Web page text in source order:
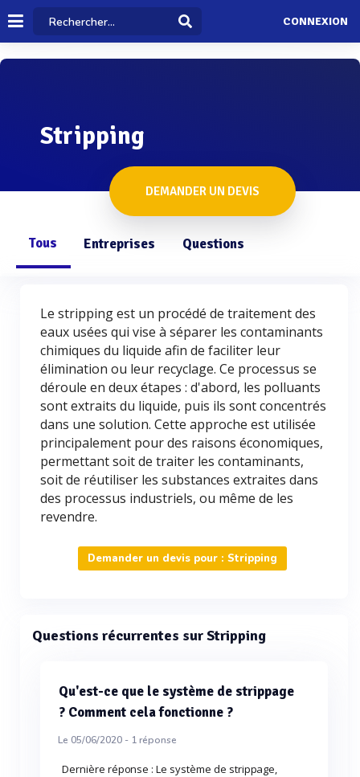
CONNEXION
Stripping
DEMANDER UN DEVIS
Tous Entreprises Questions
Le stripping est un procédé de traitement des
eaux usées qui vise à séparer les contaminants
chimiques du liquide afin de faciliter leur
élimination ou leur recyclage. Ce processus se
déroule en deux étapes : d'abord, les polluants
sont extraits du liquide, puis ils sont concentrés
dans une solution. Cette approche est utilisée
principalement pour des raisons économiques,
permettant soit de traiter les contaminants,
soit de réutiliser les substances extraites dans
des processus industriels, ou même de les
revendre.
Demander un devis pour : Stripping
Questions récurrentes sur Stripping
Qu'est-ce que le système de strippage
? Comment cela fonctionne ?
Le 05/06/2020 - 1réponse
Dernière réponse : Le système de strippage,